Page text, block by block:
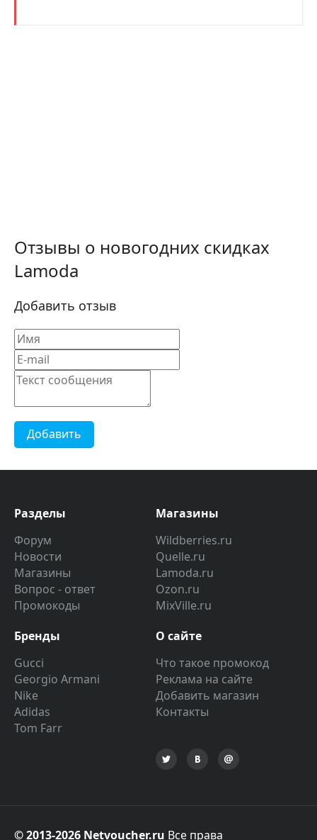
Отзывы о новогодних скидках
Lamoda
Добавить отзыв
Добавить
Разделы
Форум
Новости
Магазины
Вопрос - ответ
Промокоды
Магазины
Wildberries.ru
Quelle.ru
Lamoda.ru
Ozon.ru
MixVille.ru
Бренды
Gucci
Georgio Armani
Nike
Adidas
Tom Farr
О сайте
Что такое промокод
Реклама на сайте
Добавить магазин
Контакты
© 2013-2026 Netvoucher.ru Все права